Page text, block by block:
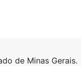
de Minas Gerais.